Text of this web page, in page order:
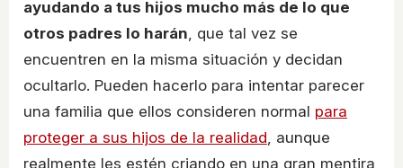
ayudando a tus hijos mucho más de lo que
otros padres lo harán, que tal vez se
encuentren en la misma situación y decidan
ocultarlo. Pueden hacerlo para intentar parecer
una familia que ellos consideren normal para
proteger a sus hijos de la realidad, aunque
realmente les estén criando en una gran mentira